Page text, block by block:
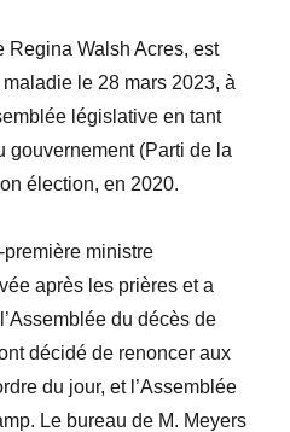
Regina Walsh Acres, est
le 28 mars 2023, à
législative en tant
gouvernement (Parti de la
élection, en 2020.
première ministre
après les prières et a
du décès de
décidé de renoncer aux
du jour, et l’Assemblée
. Le bureau de M. Meyers